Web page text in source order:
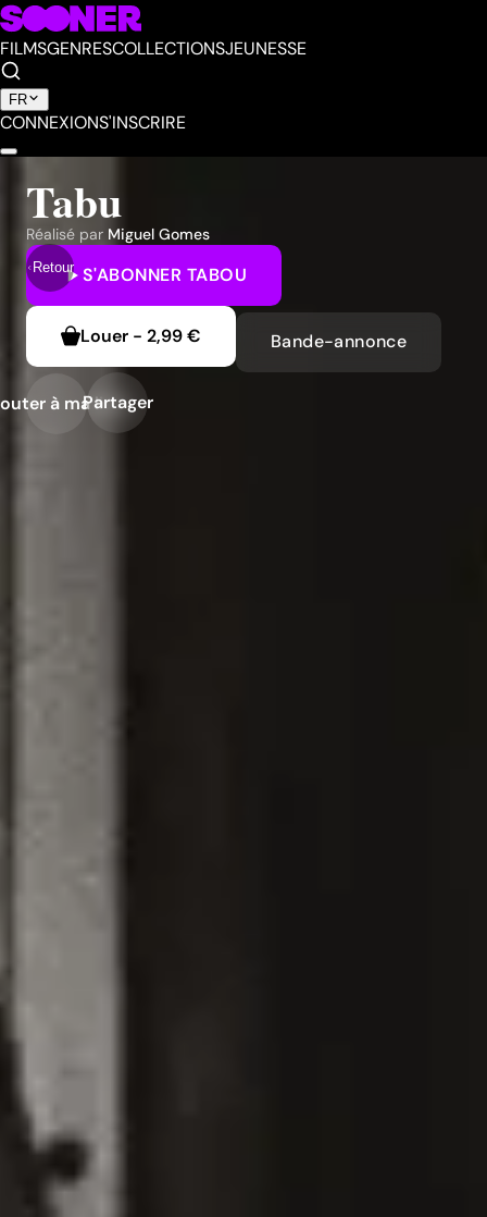
FILMSGENRESCOLLECTIONSJEUNESSE
FR
CONNEXIONS'INSCRIRE
Retour
Tabu
Réalisé par Miguel Gomes
S'ABONNER TABOU
Louer - 2,99 € Bande-annonce
à ma liste
Partager